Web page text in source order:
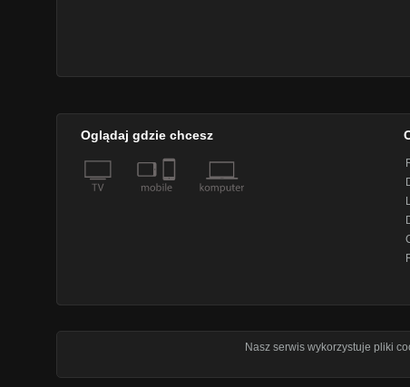
Oglądaj gdzie chcesz
Nasz serwis wykorzystuje pliki